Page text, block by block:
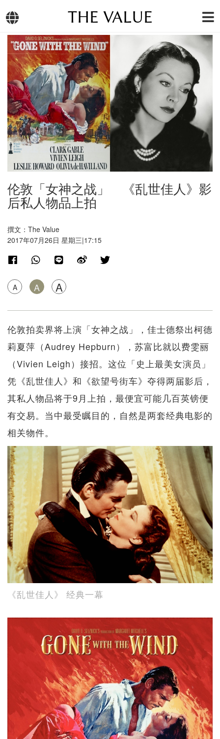
THE VALUE
伦敦「女神之战」 《乱世佳人》影
后私人物品上拍
撰文：The Value
2017年07月26日 星期三|17:15
A A A
伦敦拍卖界将上演「女神之战」，佳士德祭出柯德
莉夏萍（Audrey Hepburn），苏富比就以费雯丽
（Vivien Leigh）接招。这位「史上最美女演员」
凭《乱世佳人》和《欲望号街车》夺得两届影后，
其私人物品将于9月上拍，最便宜可能几百英镑便
有交易。当中最受瞩目的，自然是两套经典电影的
相关物件。
《乱世佳人》 经典一幕